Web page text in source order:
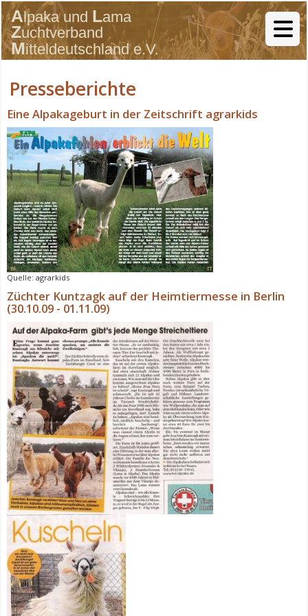
Presseberichte
Eine Alpakageburt in der Zeitschrift agrarkids
Quelle: agrarkids
Züchter Kuntzagk auf der Heimtiermesse in Berlin
(30.10.09 - 01.11.09)